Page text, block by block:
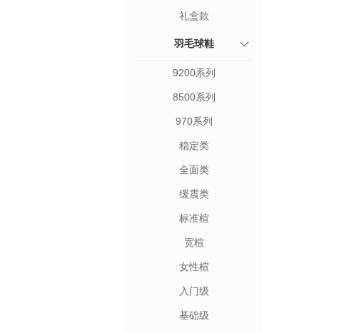
礼盒款
羽毛球鞋
9200系列
8500系列
970系列
稳定类
全面类
缓震类
标准楦
宽楦
女性楦
入门级
基础级